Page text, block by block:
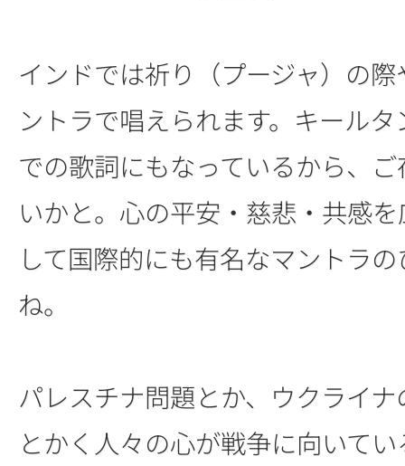
インドでは祈り（プージャ）の
ントラで唱えられます。キール
での歌詞にもなっているから、
いかと。心の平安・慈悲・共感
して国際的にも有名なマントラ
ね。
パレスチナ問題とか、ウクライ
とかく人々の心が戦争に向いて